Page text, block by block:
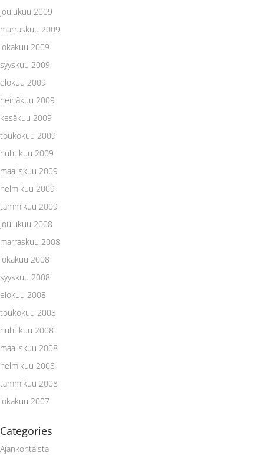
joulukuu 2009
marraskuu 2009
lokakuu 2009
syyskuu 2009
elokuu 2009
heinäkuu 2009
kesäkuu 2009
toukokuu 2009
huhtikuu 2009
maaliskuu 2009
helmikuu 2009
tammikuu 2009
joulukuu 2008
marraskuu 2008
lokakuu 2008
syyskuu 2008
elokuu 2008
toukokuu 2008
huhtikuu 2008
maaliskuu 2008
helmikuu 2008
tammikuu 2008
lokakuu 2007
Categories
Ajankohtaista